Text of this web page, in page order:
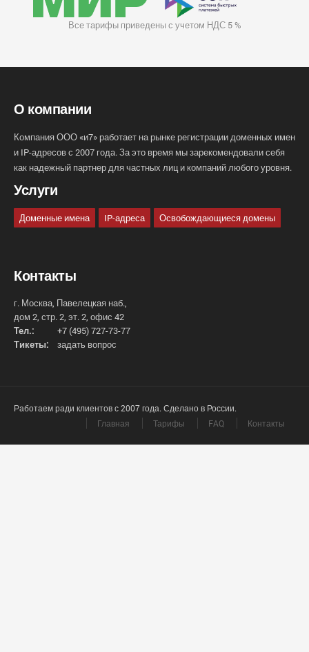
Все тарифы приведены с учетом НДС 5 %
О компании
Компания ООО «и7» работает на рынке регистрации доменных имен
и IP-адресов с 2007 года. За это время мы зарекомендовали себя
как надежный партнер для частных лиц и компаний любого уровня.
Услуги
Доменные имена IP-адреса Освобождающиеся домены
Контакты
г. Москва, Павелецкая наб.,
дом 2, стр. 2, эт. 2, офис 42
Тел.:
+7 (495) 727-73-77
Тикеты:
задать вопрос
Работаем ради клиентов с 2007 года. Сделано в России.
Главная
Тарифы FAQ Контакты